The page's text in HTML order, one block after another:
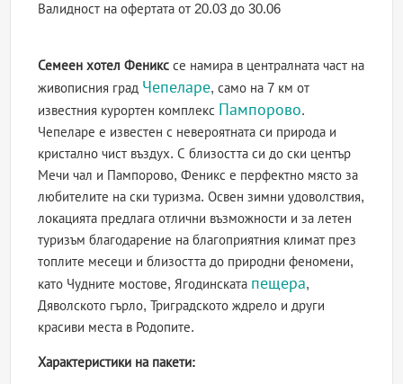
Валидност на офертатаот 20.03 до 30.06
Семеен хотел Феникс се намира в централната част на
живописния град Чепеларе, само на 7 км от
известния курортен комплекс Пампорово.
Чепеларе е известен с невероятната си природа и
кристално чист въздух. С близостта си до ски център
Мечи чал и Пампорово, Феникс е перфектно място за
любителите на ски туризма. Освен зимни удоволствия,
локацията предлага отлични възможности и за летен
туризъм благодарение на благоприятния климат през
топлите месеци и близостта до природни феномени,
като Чудните мостове, Ягодинската пещера,
Дяволското гърло, Триградското ждрело и други
красиви места в Родопите.
Характеристики на пакети: